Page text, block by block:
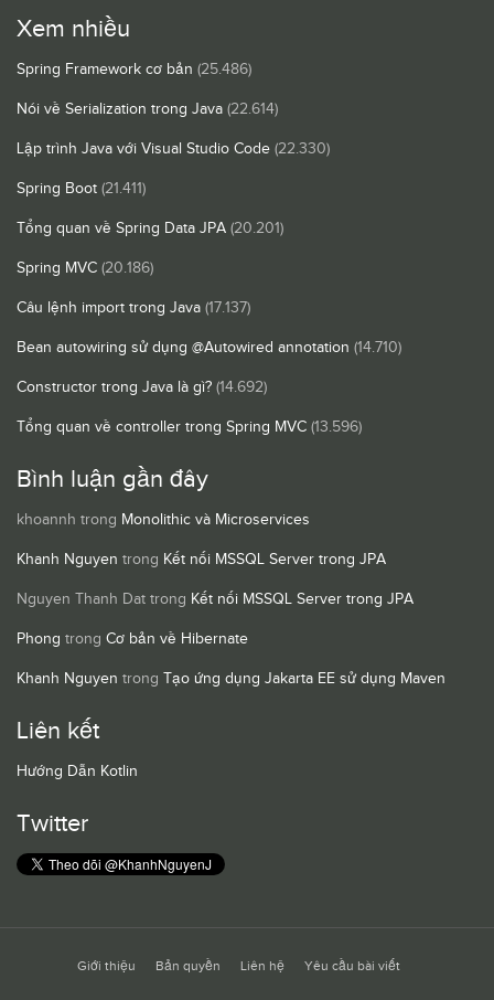
Xem nhiều
Spring Framework cơ bản (25.486)
Nói về Serialization trong Java (22.614)
Lập trình Java với Visual Studio Code (22.330)
Spring Boot (21.411)
Tổng quan về Spring Data JPA (20.201)
Spring MVC (20.186)
Câu lệnh import trong Java (17.137)
Bean autowiring sử dụng @Autowired annotation (14.710)
Constructor trong Java là gì? (14.692)
Tổng quan về controller trong Spring MVC (13.596)
Bình luận gần đây
khoannh trong Monolithic và Microservices
Khanh Nguyen trong Kết nối MSSQL Server trong JPA
Nguyen Thanh Dat trong Kết nối MSSQL Server trong JPA
Phong trong Cơ bản về Hibernate
Khanh Nguyen trong Tạo ứng dụng Jakarta EE sử dụng Maven
Liên kết
Hướng Dẫn Kotlin
Twitter
Giới thiệu Bản quyền Liên hệ Yêu cầu bài viết